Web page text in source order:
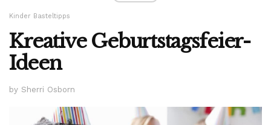
Kinder Basteltipps
Kreative Geburtstagsfeier-
Ideen
by Sherri Osborn